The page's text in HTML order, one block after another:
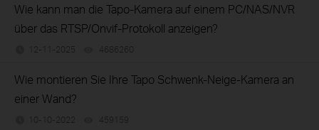
Wie kann man die Tapo-Kamera auf einem PC/NAS/NVR
über das RTSP/Onvif-Protokoll anzeigen?
12-11-2025 4686260
Wie montieren Sie Ihre Tapo Schwenk-Neige-Kamera an
einer Wand?
10-10-2022 459159